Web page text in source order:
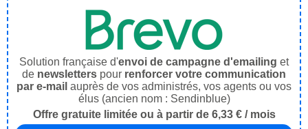
Solution française d'envoi de campagne d'emailing et
de newsletters pour renforcer votre communication
par e-mail auprès de vos administrés, vos agents ou vos
élus (ancien nom : Sendinblue)
Offre gratuite limitée ou à partir de 6,33 € / mois